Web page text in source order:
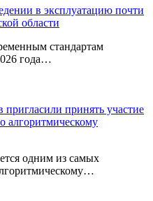
в эксплуатацию почти
области
стандартам
года…
принять участие
алгоритмическому
одним из самых